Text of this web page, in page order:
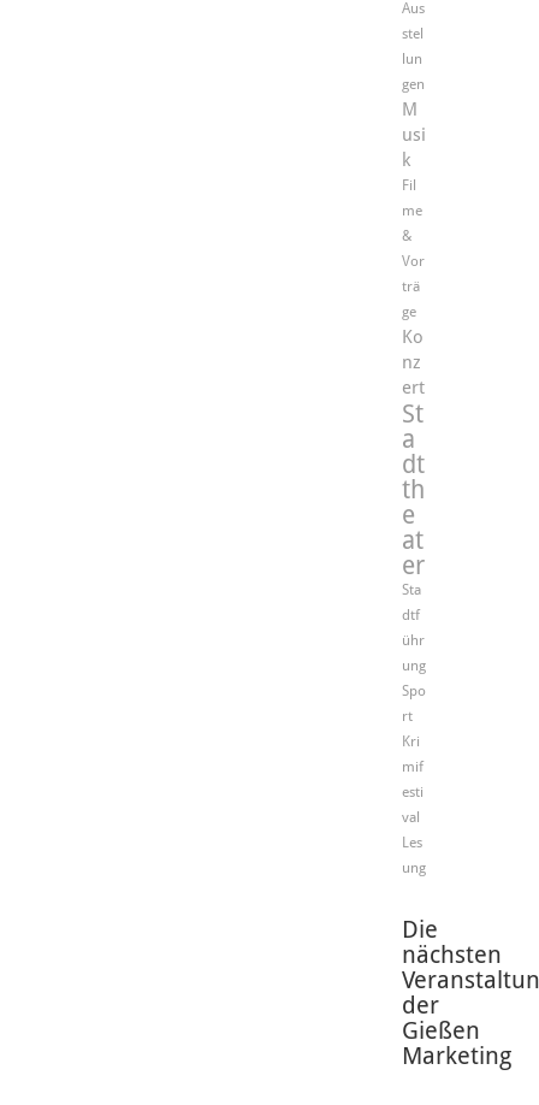
Aus
stel
lun
gen
M
usi
k
Fil
me
&
Vor
trä
ge
Ko
nz
ert
St
a
dt
th
e
at
er
Sta
dtf
ühr
ung
Spo
rt
Kri
mif
esti
val
Les
ung
Die
nächsten
der
Gießen
Marketing